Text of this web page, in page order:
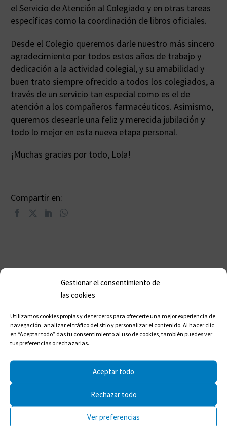
Gestionar el consentimiento de
las cookies
Utilizamos cookies propias y de terceros para ofrecerte una mejor experiencia de
navegación, analizar el tráfico del sitio y personalizar el contenido. Al hacer clic
en “Aceptar todo” das tu consentimiento al uso de cookies, también puedes ver
tus preferencias o rechazarlas.
Aceptar todo
Rechazar todo
Ver preferencias
el Servicio de Atención al Colegiado y en otras tareas
específicas como la coordinación de libros oficiales.
Desde el Colegio queremos darle nuestro más sincero
agradecimiento por todos estos años de trabajo y
dedicación a la actividad colegial, y su amabilidad y
buen trato siempre ofrecido a todos los colegiados, a
través de un servicio tan especial como es el de
atención a los compañeros farmacéuticos. Asimismo,
queremos desearle una feliz y merecida jubilación y
todo lo mejor en esta nueva etapa personal.
¡Muchas gracias por todo, Lola!
Compartir en: